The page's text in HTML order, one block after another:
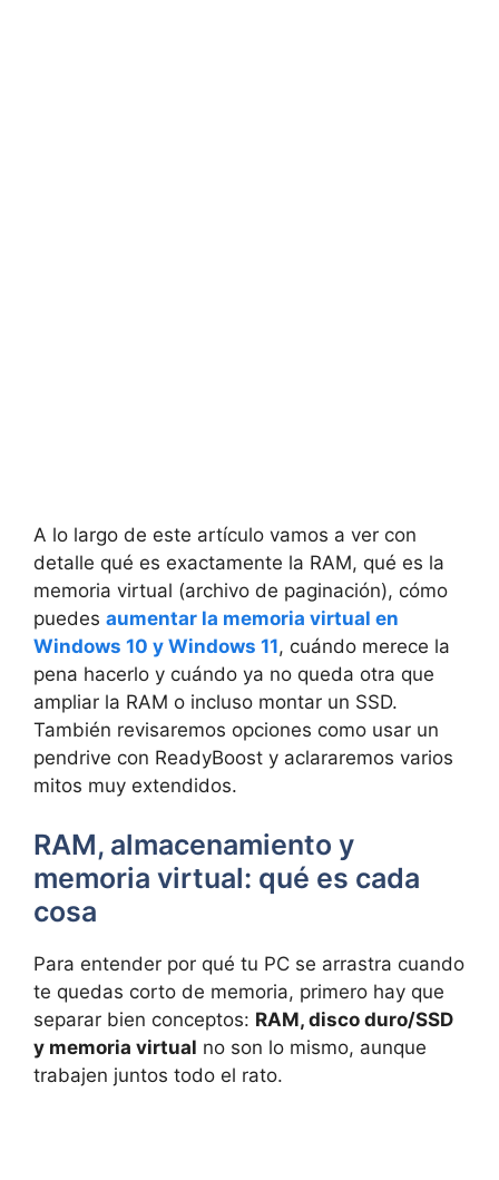
A lo largo de este artículo vamos a ver con
detalle qué es exactamente la RAM, qué es la
memoria virtual (archivo de paginación), cómo
puedes aumentar la memoria virtual en
Windows 10 y Windows 11, cuándo merece la
pena hacerlo y cuándo ya no queda otra que
ampliar la RAM o incluso montar un SSD.
También revisaremos opciones como usar un
pendrive con ReadyBoost y aclararemos varios
mitos muy extendidos.
RAM, almacenamiento y
memoria virtual: qué es cada
cosa
Para entender por qué tu PC se arrastra cuando
te quedas corto de memoria, primero hay que
separar bien conceptos: RAM, disco duro/SSD
y memoria virtual no son lo mismo, aunque
trabajen juntos todo el rato.